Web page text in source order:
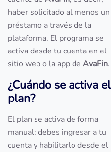
haber solicitado al menos un
préstamo a través de la
plataforma. El programa se
activa desde tu cuenta en el
sitio web o la app de AvaFin.
¿Cuándo se activa el
plan?
El plan se activa de forma
manual: debes ingresar a tu
cuenta y habilitarlo desde el